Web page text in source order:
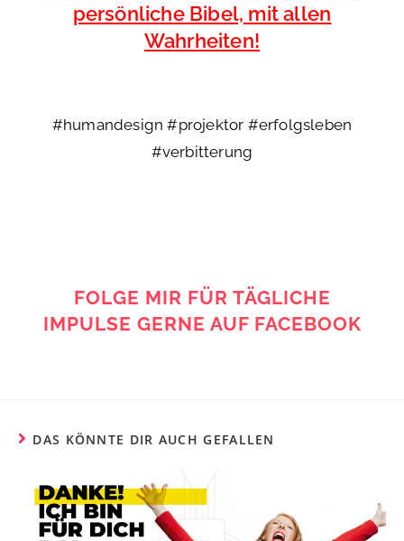
persönliche Bibel, mit allen
Wahrheiten!
#humandesign #projektor #erfolgsleben
#verbitterung
FOLGE MIR FÜR TÄGLICHE
IMPULSE GERNE AUF FACEBOOK
DAS KÖNNTE DIR AUCH GEFALLEN